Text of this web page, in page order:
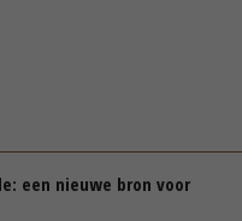
een nieuwe bron voor